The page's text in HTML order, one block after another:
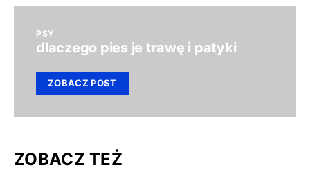
PSY
dlaczego pies je trawę i patyki
ZOBACZ POST
ZOBACZ TEŻ